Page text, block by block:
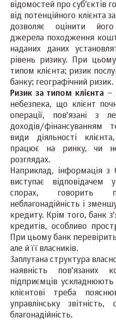
відомостей про суб'єктів
від потенційного
дозволяє оцінити
джерела походження
наданих даних
рівень ризику. При
типом клієнта; ризик
банку; географічний
Ризик за типом клієнта –
небезпека, що клієнт
операції, пов'язані з
доходів/фінансуванням
види діяльності
працює на ринку, чи
розглядах.
Наприклад, інформація
виступає відповідачем
спорах, говорить
неблагонадійність і
кредиту. Крім того, банк
кредитів, особливо
При цьому банк
але й її власників.
Заплутана структура
наявність пов'язаних
підприємців
клієнтові треба
управлінську
благонадійність.